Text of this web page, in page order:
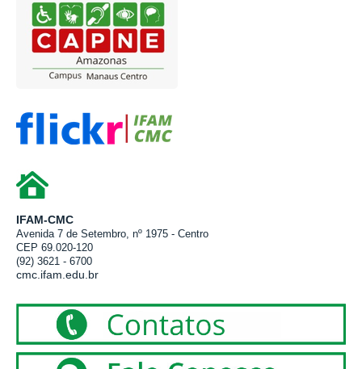
IFAM-CMC
Avenida 7 de Setembro, nº 1975 - Centro
CEP 69.020-120
(92) 3621 - 6700
cmc.ifam.edu.br